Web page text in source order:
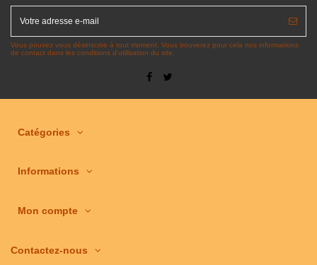
Vous pouvez vous désinscrire à tout moment. Vous trouverez pour cela nos informations
de contact dans les conditions d'utilisation du site.
Catégories
Informations
Mon compte
Contactez-nous